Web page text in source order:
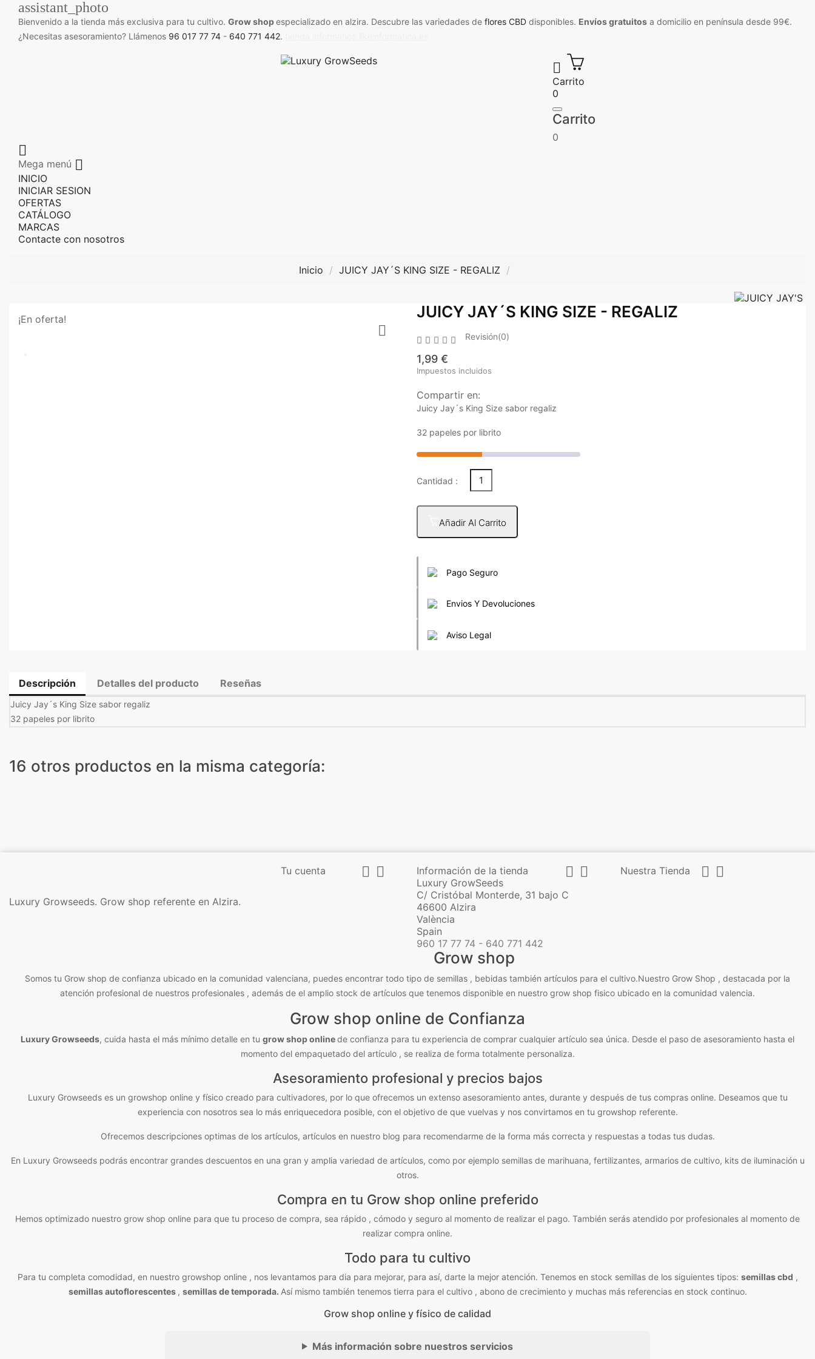
assistant_photo
Bienvenido a la tienda más exclusiva para tu cultivo. Grow shopespecializado en alzira. Descubre las variedades de flores CBD disponibles. Envíos gratuitos a domicilio en península desde 99€.
¿Necesitas asesoramiento? Llámenos 96 017 77 74 - 640 771 442.

Carrito
0
Carrito
0

Mega menú 
INICIO
INICIAR SESION
OFERTAS
CATÁLOGO
MARCAS
Contacte con nosotros
Inicio JUICY JAY´S KING SIZE - REGALIZ
¡En oferta!

JUICY JAY´S KING SIZE - REGALIZ
     Revisión(0)
1,99 €
Impuestos incluidos
Compartir en:
Juicy Jay´s King Size sabor regaliz
32 papeles por librito
Cantidad :
Añadir Al Carrito
Pago Seguro
Envios Y Devoluciones
Aviso Legal
Descripción Detalles del producto Reseñas
Juicy Jay´s King Size sabor regaliz
32 papeles por librito
16 otros productos en la misma categoría:
Luxury Growseeds. Grow shop referente en Alzira.
Tu cuenta   Información de la tienda  
Luxury GrowSeeds
C/ Cristóbal Monterde, 31 bajo C
46600 Alzira
València
Spain
960 17 77 74 - 640 771 442
Nuestra Tienda  
Grow shop
Somos tu Grow shop de confianza ubicado en la comunidad valenciana, puedes encontrar todo tipo de semillas , bebidas también artículos para el cultivo.Nuestro Grow Shop , destacada por la
atención profesional de nuestros profesionales , además de el amplio stock de artículos que tenemos disponible en nuestro grow shop fisico ubicado en la comunidad valencia.
Grow shop online de Confianza
Luxury Growseeds, cuida hasta el más mínimo detalle en tu grow shop onlinede confianza para tu experiencia de comprar cualquier artículo sea única. Desde el paso de asesoramiento hasta el
momento del empaquetado del artículo , se realiza de forma totalmente personaliza.
Asesoramiento profesional y precios bajos
Luxury Growseeds es un growshop online y físico creado para cultivadores, por lo que ofrecemos un extenso asesoramiento antes, durante y después de tus compras online. Deseamos que tu
experiencia con nosotros sea lo más enriquecedora posible, con el objetivo de que vuelvas y nos convirtamos en tu growshop referente.
Ofrecemos descripciones optimas de los artículos, artículos en nuestro blog para recomendarme de la forma más correcta y respuestas a todas tus dudas.
En Luxury Growseeds podrás encontrar grandes descuentos en una gran y amplia variedad de artículos, como por ejemplo semillas de marihuana, fertilizantes, armarios de cultivo, kits de iluminación u
otros.
Compra en tu Grow shop online preferido
Hemos optimizado nuestro grow shop online para que tu proceso de compra, sea rápido , cómodo y seguro al momento de realizar el pago. También serás atendido por profesionales al momento de
realizar compra online.
Todo para tu cultivo
Para tu completa comodidad, en nuestro growshop online , nos levantamos para dia para mejorar, para así, darte la mejor atención. Tenemos en stock semillas de los siguientes tipos: semillas cbd ,
semillas autoflorescentes , semillas de temporada. Así mismo también tenemos tierra para el cultivo , abono de crecimiento y muchas más referencias en stock continuo.
Grow shop online y físico de calidad
Más información sobre nuestros servicios